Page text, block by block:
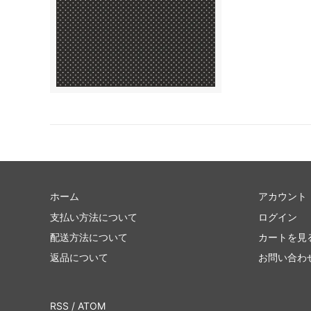
ホーム
支払い方法について
配送方法について
返品について
アカウント
ログイン
カートを見
お問い合わ
RSS / ATOM